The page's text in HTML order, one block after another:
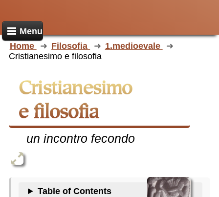
Menu
Home
Filosofia
1.medioevale
Cristianesimo e filosofia
Cristianesimo
e filosofia
un incontro fecondo
Table of Contents